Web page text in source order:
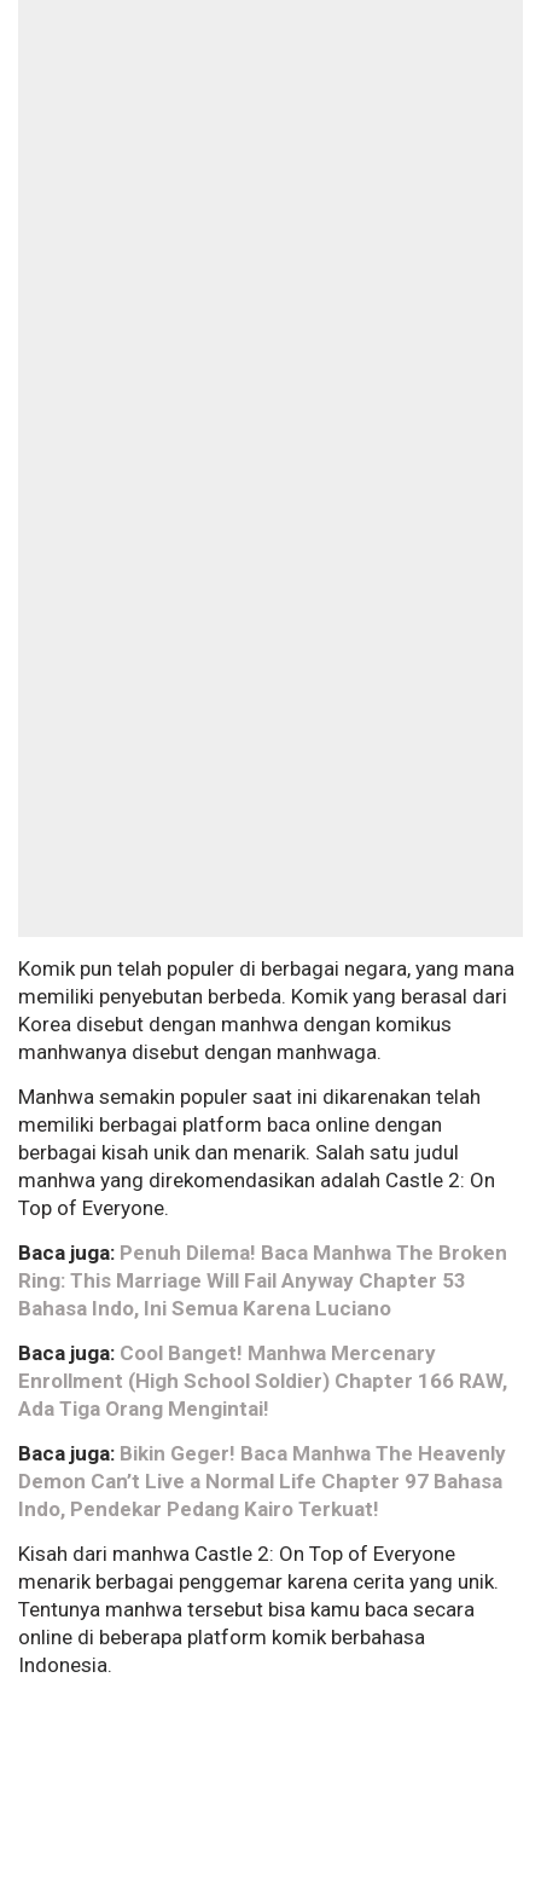
Komik pun telah populer di berbagai negara, yang mana
memiliki penyebutan berbeda. Komik yang berasal dari
Korea disebut dengan manhwa dengan komikus
manhwanya disebut dengan manhwaga.
Manhwa semakin populer saat ini dikarenakan telah
memiliki berbagai platform baca online dengan
berbagai kisah unik dan menarik. Salah satu judul
manhwa yang direkomendasikan adalah Castle 2: On
Top of Everyone.
Baca juga: Penuh Dilema! Baca Manhwa The Broken
Ring: This Marriage Will Fail Anyway Chapter 53
Bahasa Indo, Ini Semua Karena Luciano
Baca juga: Cool Banget! Manhwa Mercenary
Enrollment (High School Soldier) Chapter 166 RAW,
Ada Tiga Orang Mengintai!
Baca juga: Bikin Geger! Baca Manhwa The Heavenly
Demon Can’t Live a Normal Life Chapter 97 Bahasa
Indo, Pendekar Pedang Kairo Terkuat!
Kisah dari manhwa Castle 2: On Top of Everyone
menarik berbagai penggemar karena cerita yang unik.
Tentunya manhwa tersebut bisa kamu baca secara
online di beberapa platform komik berbahasa
Indonesia.